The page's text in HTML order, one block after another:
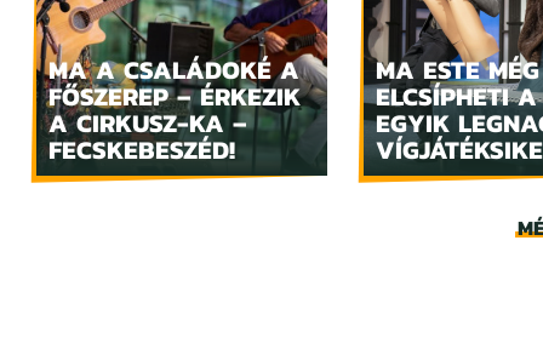
MA A CSALÁDOKÉ A
FŐSZEREP – ÉRKEZIK
A CIRKUSZ-KA –
FECSKEBESZÉD!
MA ESTE MÉG
ELCSÍPHETI
EGYIK